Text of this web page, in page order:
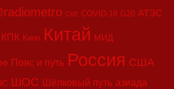
CIIE COVID-19 G20 АТЭС
КПК Кино Китай МИД
Пояс и путь Россия США
ШОС Шёлковый путь азиада